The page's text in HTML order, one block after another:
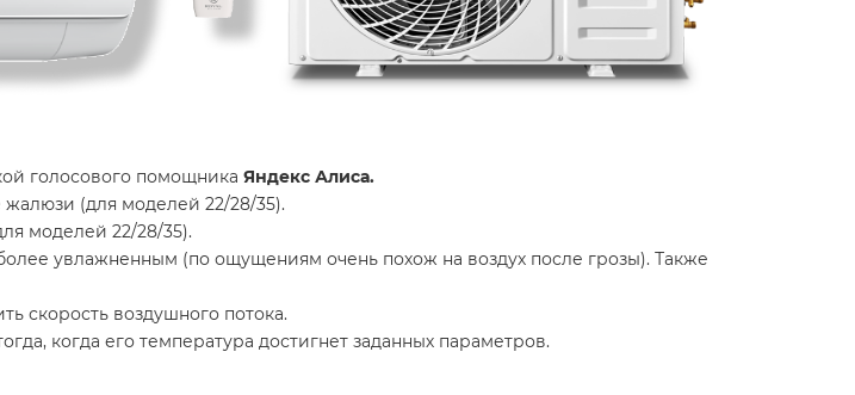
голосового помощника Яндекс Алиса.
(для моделей 22/28/35).
моделей 22/28/35).
увлажненным (по ощущениям очень похож на воздух после грозы). Также
скорость воздушного потока.
когда его температура достигнет заданных параметров.